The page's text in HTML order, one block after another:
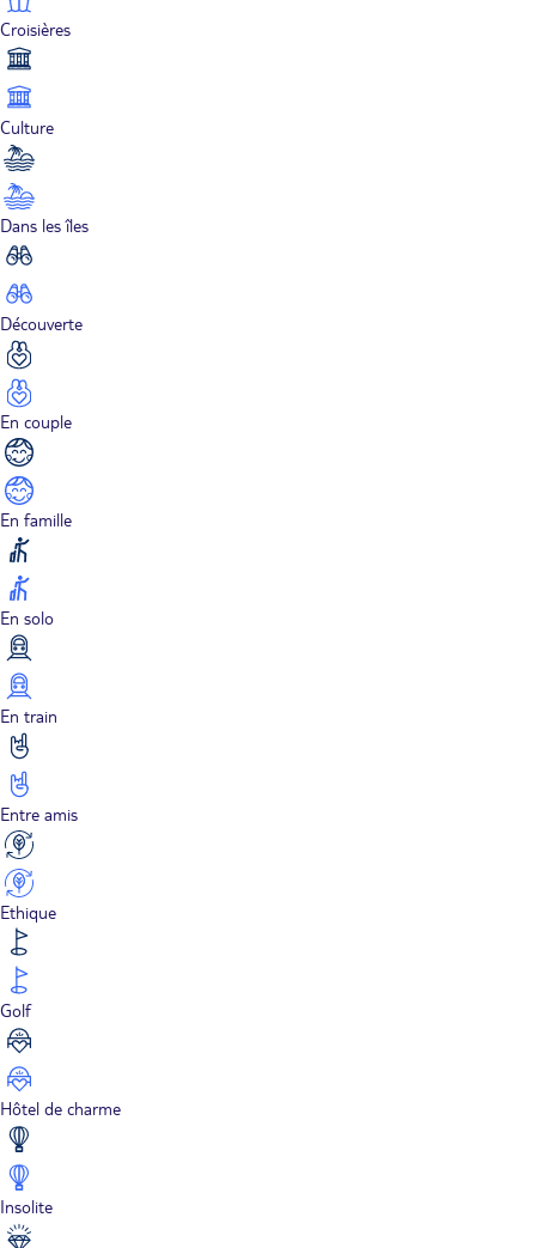
Croisières
Culture
Dans les îles
Découverte
En couple
En famille
En solo
En train
Entre amis
Ethique
Golf
Hôtel de charme
Insolite